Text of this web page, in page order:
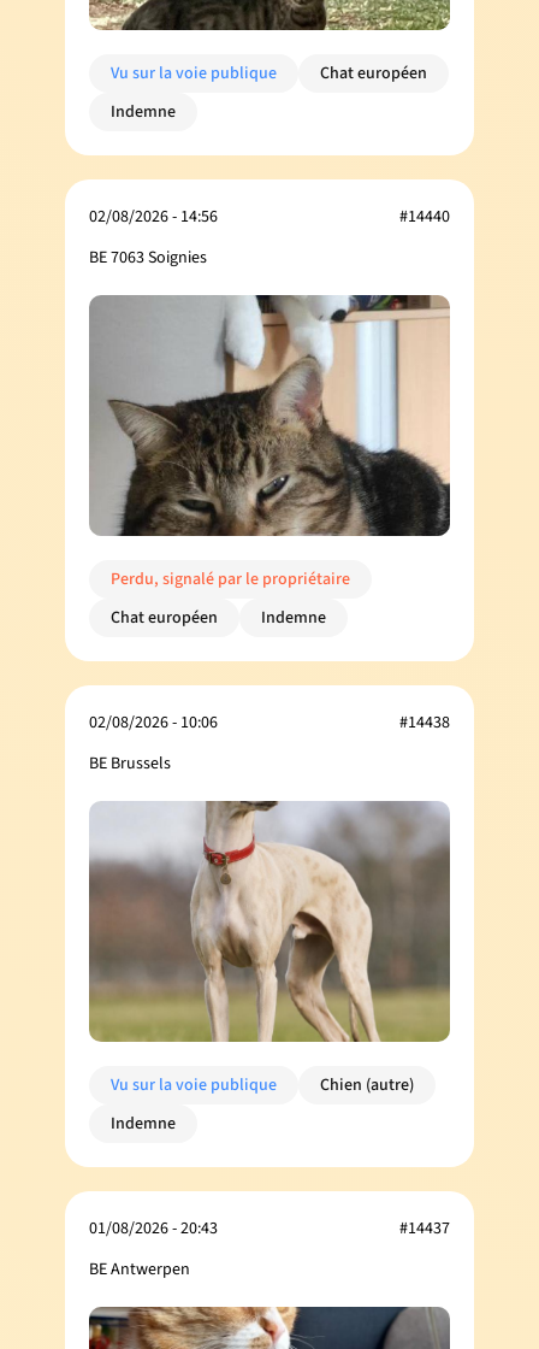
Vu sur la voie publique
Chat européen
Indemne
02/08/2026 - 14:56
BE 7063 Soignies
#14440
Perdu, signalé par le propriétaire
Chat européen
Indemne
02/08/2026 - 10:06
BE Brussels
#14438
Vu sur la voie publique
Chien (autre)
Indemne
01/08/2026 - 20:43
BE Antwerpen
#14437